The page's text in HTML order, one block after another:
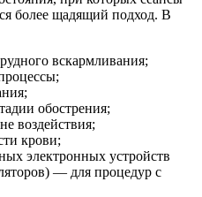
более щадящий подход. В
вскармливания;
обострения;
воздействия;
крови;
электронных устройств
— для процедур с